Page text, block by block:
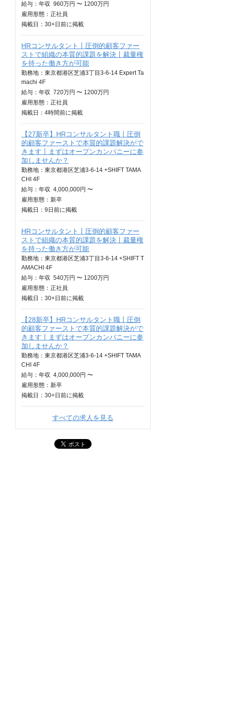
給与： 年収 960万円 〜 1200万円
雇用形態：正社員
掲載日： 30+日 前に掲載
HRコンサルタント丨圧倒的顧客ファー
ストで組織の本質的課題を解決丨裁量権
を持った働き方が可能
勤務地：東京都港区芝浦3丁目3-6-14 Expert Ta
machi 4F
給与： 年収 720万円 〜 1200万円
雇用形態：正社員
掲載日： 4時間前に掲載
【27新卒】HRコンサルタント職丨圧倒
的顧客ファーストで本質的課題解決がで
きます丨まずはオープンカンパニーに参
加しませんか？
勤務地：東京都港区芝浦3-6-14 +SHIFT TAMA
CHI 4F
給与： 年収 4,000,000円 〜
雇用形態：新卒
掲載日： 9日 前に掲載
HRコンサルタント丨圧倒的顧客ファー
ストで組織の本質的課題を解決丨裁量権
を持った働き方が可能
勤務地：東京都港区芝浦3丁目3-6-14 +SHIFT T
AMACHI 4F
給与： 年収 540万円 〜 1200万円
雇用形態：正社員
掲載日： 30+日 前に掲載
【28新卒】HRコンサルタント職丨圧倒
的顧客ファーストで本質的課題解決がで
きます丨まずはオープンカンパニーに参
加しませんか？
勤務地：東京都港区芝浦3-6-14 +SHIFT TAMA
CHI 4F
給与： 年収 4,000,000円 〜
雇用形態：新卒
掲載日： 30+日 前に掲載
すべての求人を見る